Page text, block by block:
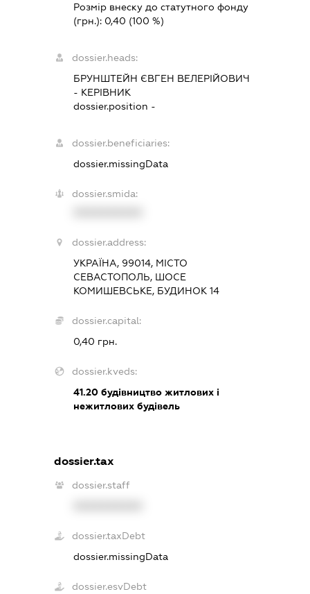
Розмір внеску до статутного фонду
(грн.): 0,40 (100 %)
dossier.heads:
БРУНШТЕЙН ЄВГЕН ВЕЛЕРІЙОВИЧ
- КЕРІВНИК
dossier.position -
dossier.beneficiaries:
dossier.missingData
dossier.smida:
dossier.address:
УКРАЇНА, 99014, МІСТО
СЕВАСТОПОЛЬ, ШОСЕ
КОМИШЕВСЬКЕ, БУДИНОК 14
dossier.capital:
0,40 грн.
dossier.kveds:
41.20 будівництво житлових і
нежитлових будівель
dossier.tax
dossier.staff
dossier.taxDebt
dossier.missingData
dossier.esvDebt